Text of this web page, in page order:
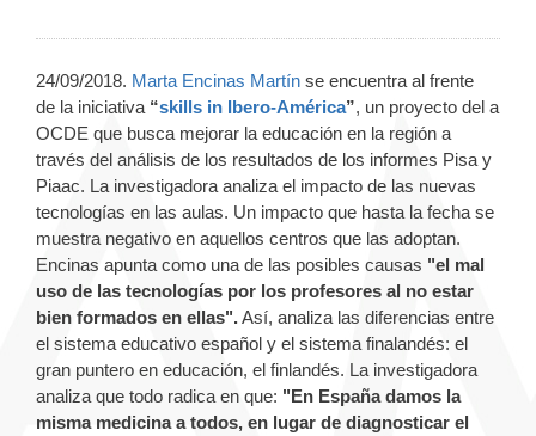
24/09/2018. Marta Encinas Martín se encuentra al frente
de la iniciativa “skills in Ibero-América”, un proyecto del a
OCDE que busca mejorar la educación en la región a
través del análisis de los resultados de los informes Pisa y
Piaac. La investigadora analiza el impacto de las nuevas
tecnologías en las aulas. Un impacto que hasta la fecha se
muestra negativo en aquellos centros que las adoptan.
Encinas apunta como una de las posibles causas "el mal
uso de las tecnologías por los profesores al no estar
bien formados en ellas".Así, analiza las diferencias entre
el sistema educativo español y el sistema finalandés: el
gran puntero en educación, el finlandés. La investigadora
analiza que todo radica en que: "En España damos la
misma medicina a todos, en lugar de diagnosticar el